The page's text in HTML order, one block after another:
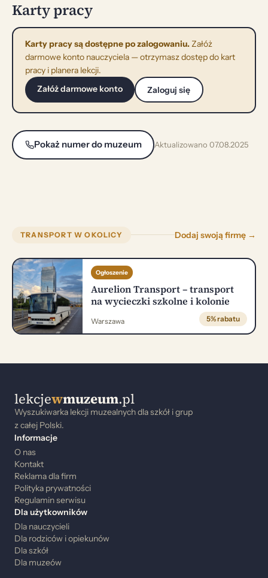
Karty pracy
Karty pracy są dostępne po zalogowaniu.Załóż
darmowe konto nauczyciela — otrzymasz dostęp do kart
pracy i planera lekcji.
Załóż darmowe konto
Zaloguj się
Pokaż numer do muzeum Aktualizowano 07.08.2025
TRANSPORT W OKOLICY Dodaj swoją firmę →
Ogłoszenie
Aurelion Transport – transport
na wycieczki szkolne i kolonie
Warszawa 5% rabatu
lekcjewmuzeum.pl
Wyszukiwarka lekcji muzealnych dla szkół i grup
z całej Polski.
Informacje
O nas
Kontakt
Reklama dla firm
Polityka prywatności
Regulamin serwisu
Dla użytkowników
Dla nauczycieli
Dla rodziców i opiekunów
Dla szkół
Dla muzeów